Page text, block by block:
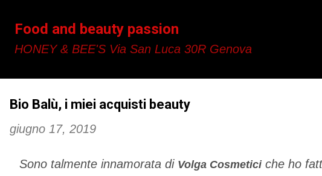
Food and beauty passion
HONEY & BEE'S Via San Luca 30R Genova
Bio Balù, i miei acquisti beauty
giugno 17, 2019
Sono talmente innamorata di Volga Cosmeticiche ho